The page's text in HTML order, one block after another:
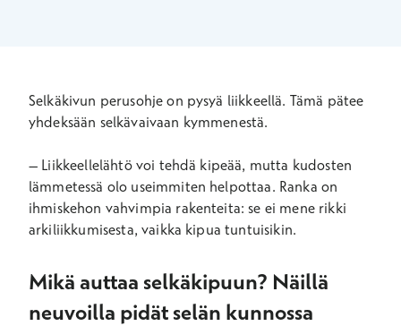
Selkäkivun perusohje on pysyä liikkeellä. Tämä pätee
yhdeksään selkävaivaan kymmenestä.
– Liikkeellelähtö voi tehdä kipeää, mutta kudosten
lämmetessä olo useimmiten helpottaa. Ranka on
ihmiskehon vahvimpia rakenteita: se ei mene rikki
arkiliikkumisesta, vaikka kipua tuntuisikin.
Mikä auttaa selkäkipuun? Näillä
neuvoilla pidät selän kunnossa